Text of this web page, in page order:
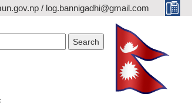
/ log.bannigadhi@gmail.com